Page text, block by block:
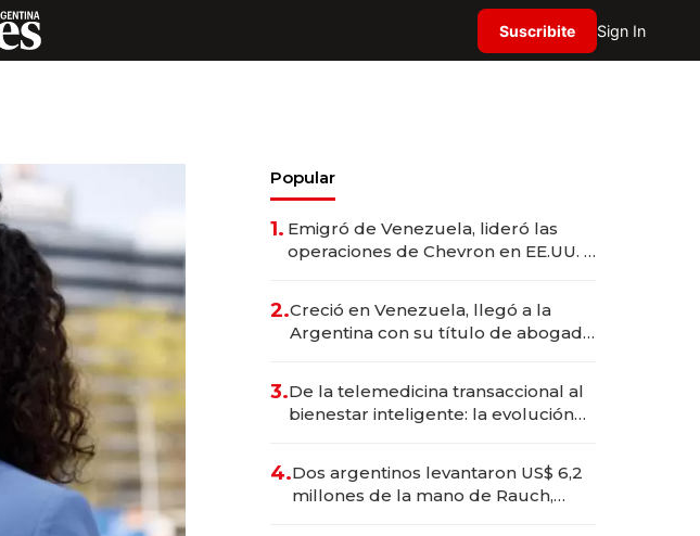
Suscribite Sign In
Popular
1. Emigró de Venezuela, lideró las
operaciones de Chevron en EE.UU. y
2.Creció en Venezuela, llegó a la
Argentina con su título de abogado
marcas "fast premium"
3.De la telemedicina transaccional al
bienestar inteligente: la evolución
4.Dos argentinos levantaron US$ 6,2
millones de la mano de Rauch,